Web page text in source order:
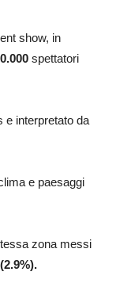
show, in
spettatori
e interpretato da
e paesaggi
zona messi